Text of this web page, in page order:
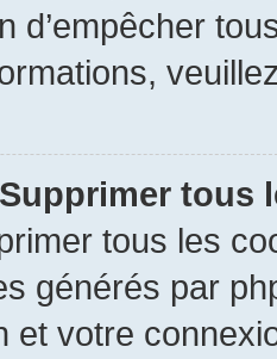
d’empêcher
tous
tous les
générés par
et votre